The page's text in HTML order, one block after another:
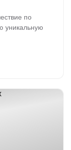
по
уникальную